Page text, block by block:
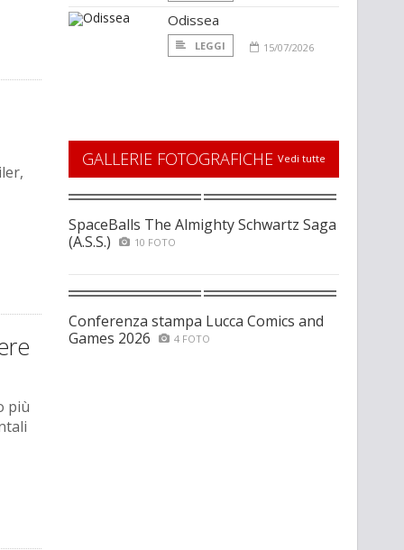
più
Odissea
LEGGI 15/07/2026
GALLERIE FOTOGRAFICHE Vedi tutte
SpaceBalls The Almighty Schwartz Saga
(A.S.S.)
10 FOTO
Conferenza stampa Lucca Comics and
Games 2026
4 FOTO